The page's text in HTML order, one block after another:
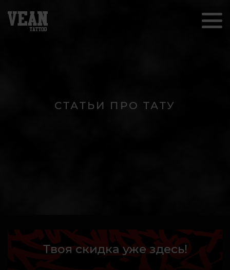
СТАТЬИ ПРО ТАТУ
Твоя скидка уже здесь!